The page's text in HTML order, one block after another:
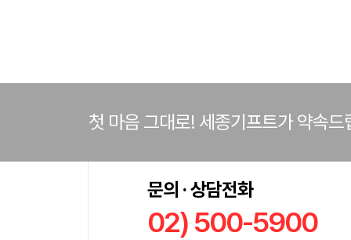
첫 마음 그대로! 세종기프트가 약속드
문의 · 상담전화
02) 500-5900